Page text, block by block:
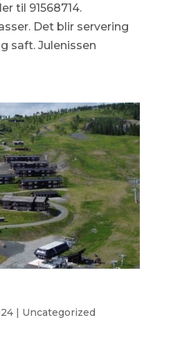
til 91568714.
Det blir servering
saft. Julenissen
| Uncategorized